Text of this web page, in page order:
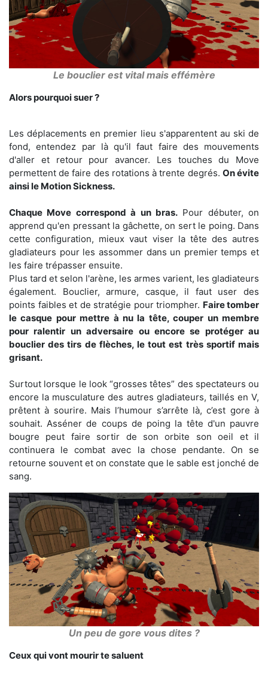
Le bouclier est vital mais effémère
Alors pourquoi suer ?
Les déplacements en premier lieu s'apparentent au ski de
fond, entendez par là qu'il faut faire des mouvements
d'aller et retour pour avancer. Les touches du Move
permettent de faire des rotations à trente degrés. On évite
ainsi le Motion Sickness.
Chaque Move correspond à un bras.Pour débuter, on
apprend qu'en pressant la gâchette, on sert le poing. Dans
cette configuration, mieux vaut viser la tête des autres
gladiateurs pour les assommer dans un premier temps et
les faire trépasser ensuite.
Plus tard et selon l'arène, les armes varient, les gladiateurs
également. Bouclier, armure, casque, il faut user des
points faibles et de stratégie pour triompher. Faire tomber
le casque pour mettre à nu la tête, couper un membre
pour ralentir un adversaire ou encore se protéger au
bouclier des tirs de flèches, le tout est très sportif mais
grisant.
Surtout lorsque le look “grosses têtes” des spectateurs ou
encore la musculature des autres gladiateurs, taillés en V,
prêtent à sourire. Mais l’humour s’arrête là, c’est gore à
souhait. Asséner de coups de poing la tête d'un pauvre
bougre peut faire sortir de son orbite son oeil et il
continuera le combat avec la chose pendante. On se
retourne souvent et on constate que le sable est jonché de
sang.
Un peu de gore vous dites ?
Ceux qui vont mourir te saluent